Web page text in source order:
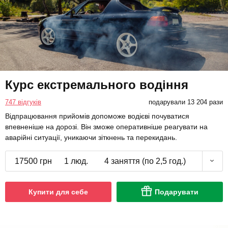
Курс екстремального водіння
747 відгуків подарували 13 204 рази
Відпрацювання прийомів допоможе водієві почуватися
впевненіше на дорозі. Він зможе оперативніше реагувати на
аварійні ситуації, уникаючи зіткнень та перекидань.
17500 грн 1 люд. 4 заняття (по 2,5 год.)
Купити для себе Подарувати